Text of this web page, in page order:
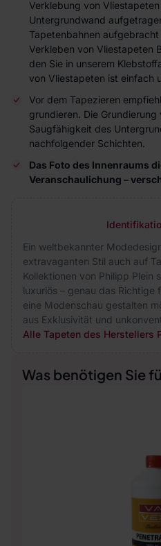
Verklebung von
Untergrundwand
Tapetenbahnen
Verkleben von Vliestapeten
den Sie in unserem
von Vliestapeten ist einfach
Vor dem Tapezieren
grundieren. Die
Saugfähigkeit des
nachfolgender Schichten.
Das Foto des Innenraums
Veranschaulichung –
Ein weltbekannter
extravaganten Stil auch auf
Kollektionen von Philipp Plein
luxuriös – genau das Richtige
eine Modenschau gestalten
aus Exklusivität und
Alle Tapeten des Herstellers
Was benötigen Sie